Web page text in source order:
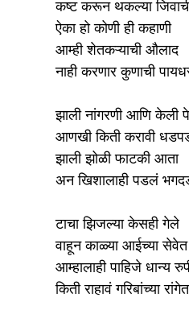
कष्ट करून थकल्या
ऐका हो कोणी ही कहाणी
आम्ही शेतकऱ्याची औलाद
नाही करणार कुणाची
झाली नांगरणी आणि केली
आणखी किती करावी
झाली झोळी फाटकी आता
अन खिशालाही पडलं
टाचा झिजल्या केसही गेले
वाहून काळ्या आईच्या सेवेत
आम्हालाही पाहिजे धान्य
किती राहावं गरिबांच्या रांगेत